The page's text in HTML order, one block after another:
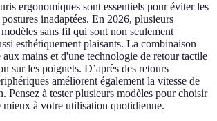
ergonomiques sont essentiels pour éviter les
postures inadaptées. En 2026, plusieurs
sans fil qui sont non seulement
esthétiquement plaisants. La combinaison
aux mains et d'une technologie de retour tactile
sur les poignets. D’après des retours
améliorent également la vitesse de
Pensez à tester plusieurs modèles pour choisir
à votre utilisation quotidienne.